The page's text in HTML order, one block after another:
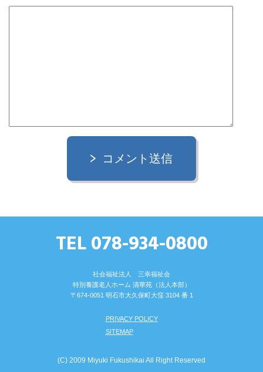
コメント送信
TEL 078-934-0800
社会福祉法人 三幸福祉会
特別養護⽼⼈ホーム 清華苑（法⼈本部）
〒674-0051 明⽯市⼤久保町⼤窪 3104 番 1
PRIVACY POLICY
SITEMAP
(C) 2009 Miyuki Fukushikai All Right Reserved